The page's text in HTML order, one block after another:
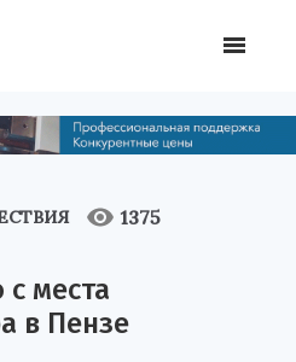
1375
места
в Пензе